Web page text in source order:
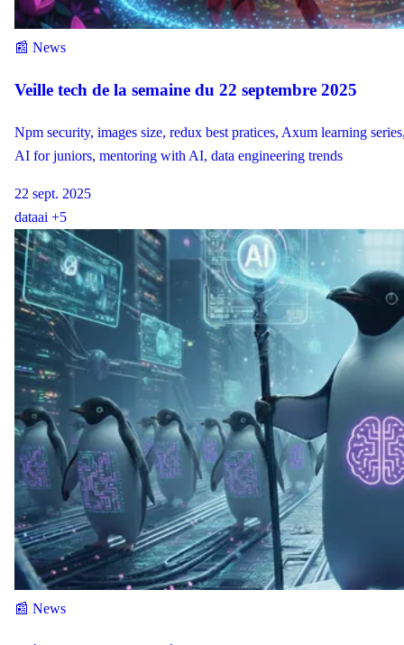
📰 News
Veille tech de la semaine du 22 septembre 2025
Npm security, images size, redux best pratices, Axum learning
AI for juniors, mentoring with AI, data engineering trends
22 sept. 2025
dataai +5
📰 News